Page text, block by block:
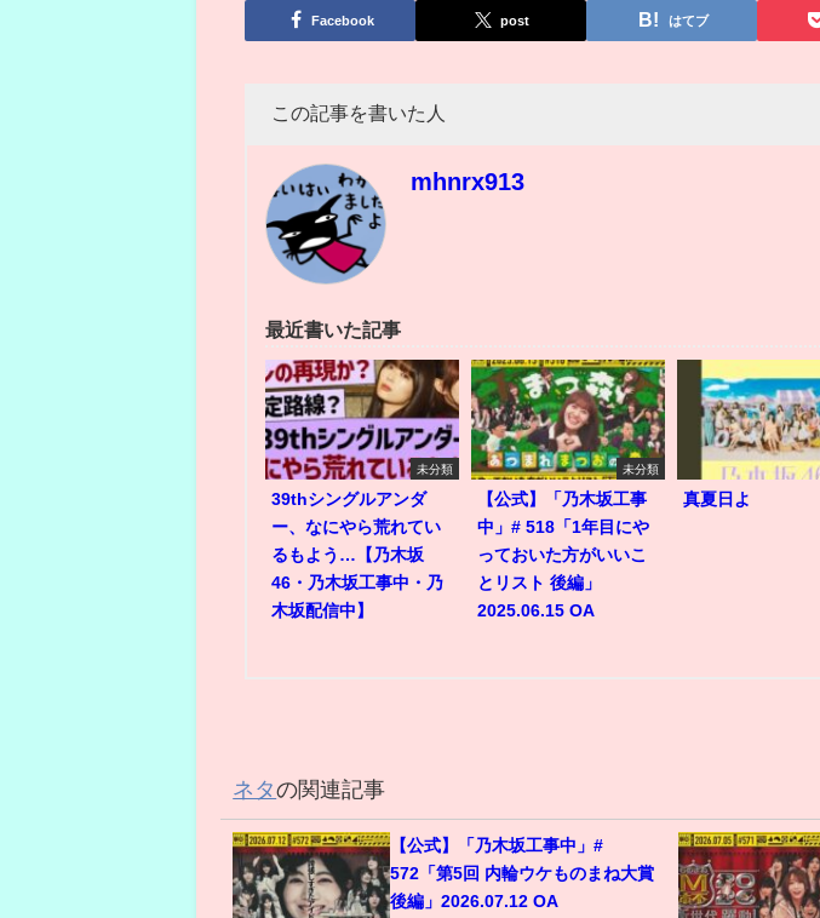
Facebook post はてブ
この記事を書いた人
mhnrx913
最近書いた記事
未分類
39thシングルアンダ
ー、なにやら荒れてい
るもよう…【乃木坂
46・乃木坂工事中・乃
木坂配信中】
未分類
【公式】「乃木坂工事
中」# 518「1年目にや
っておいた方がいいこ
とリスト 後編」
2025.06.15 OA
真夏日よ
ネタの関連記事
【公式】「乃木坂工事中」#
572「第5回 内輪ウケものまね大賞
後編」2026.07.12 OA